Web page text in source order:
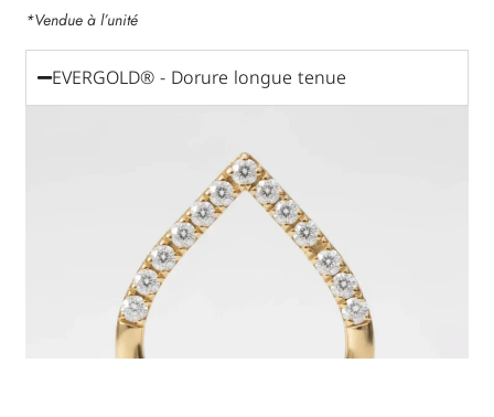
*Vendue à l’unité
EVERGOLD® - Dorure longue tenue